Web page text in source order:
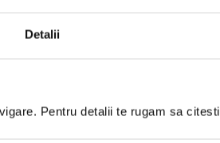
Detalii
Pentru detalii te rugam sa citesti
prima recenzie